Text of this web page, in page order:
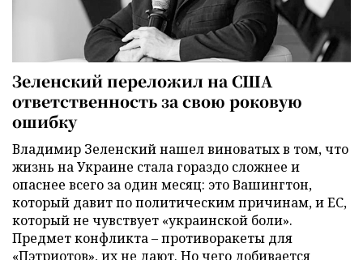
Зеленский переложил на США
ответственность за свою роковую
ошибку
Владимир Зеленский нашел виноватых в том, что
жизнь на Украине стала гораздо сложнее и
опаснее всего за один месяц: это Вашингтон,
который давит по политическим причинам, и ЕС,
который не чувствует «украинской боли».
Предмет конфликта – противоракеты для
«Пэтриотов», их не дают. Но чего добивается